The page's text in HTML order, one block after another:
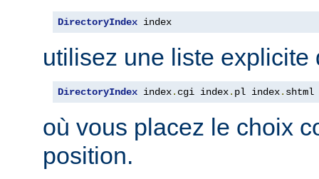
DirectoryIndex index
utilisez une liste explicite
DirectoryIndex index. cgi index. pl index. shtml
où vous placez le choix
position.